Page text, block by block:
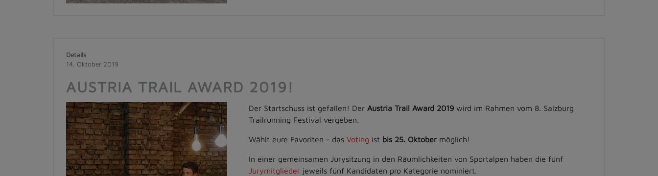
Details
14. Oktober 2019
AUSTRIA TRAIL AWARD 2019!
Der Startschuss ist gefallen! Der Austria Trail Award 2019wird im Rahmen vom 8. Salzburg
Trailrunning Festival vergeben.
Wählt eure Favoriten - das Voting ist bis 25. Oktobermöglich!
In einer gemeinsamen Jurysitzung in den Räumlichkeiten von Sportalpen haben die fünf
Jurymitgliederjeweils fünf Kandidaten pro Kategorie nominiert.